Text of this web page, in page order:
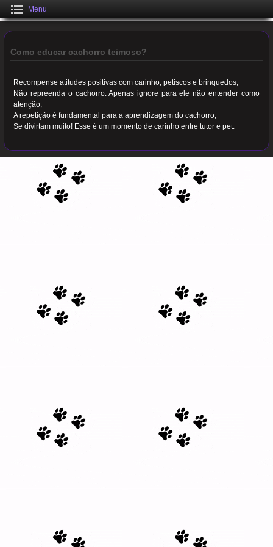
Menu
Como educar cachorro teimoso?
Recompense atitudes positivas com carinho, petiscos e brinquedos;
Não repreenda o cachorro. Apenas ignore para ele não entender como
atenção;
A repetição é fundamental para a aprendizagem do cachorro;
Se divirtam muito! Esse é um momento de carinho entre tutor e pet.